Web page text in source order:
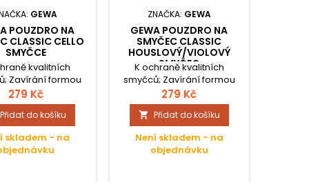
GEWA
POUZDRO NA
CLASSIC CELLO
SMYČCE
kvalitních
Zavírání formou
a
plastovým ,,
„; Koženka, černá;
279 Kč
Přidat do košíku
skladem - na
ZNAČKA: GEWA
GEWA POUZDRO NA
SMYČEC CLASSIC
HOUSLOVÝ/VIOLOVÝ
SMYČEC
K ochraně kvalitních
smyčců; Zavírání formou
zatáhnutím a
zapezpečením plastovým ,,
Stopérem „; Koženka, černá;
279 Kč
 Přidat do košíku
Není skladem - na
objednávku